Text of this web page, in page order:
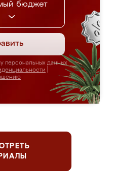
бюджет
персональных данных